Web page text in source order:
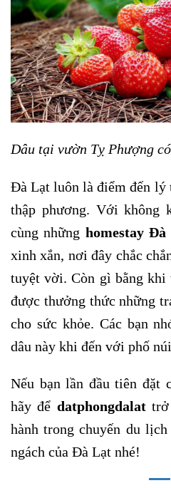
Dâu tại vườn Tỵ Phượng
Đà Lạt luôn là điểm đến lý
thập phương. Với không
cùng những homestay
xinh xắn, nơi đây chắc
tuyệt vời. Còn gì bằng khi
được thưởng thức những
cho sức khỏe. Các bạn
dâu này khi đến với phố
Nếu bạn lần đầu tiên đặt
hãy để datphongdalattrở
hành trong chuyến du
ngách của Đà Lạt nhé!